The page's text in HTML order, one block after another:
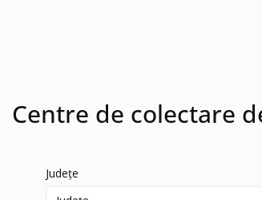
Centre de colectare
Județe